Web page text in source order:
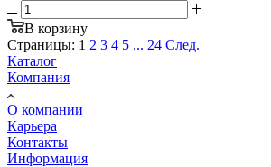
В корзину
Страницы: 1 2 3 4 5 ... 24 След.
Каталог
Компания
О компании
Карьера
Контакты
Информация